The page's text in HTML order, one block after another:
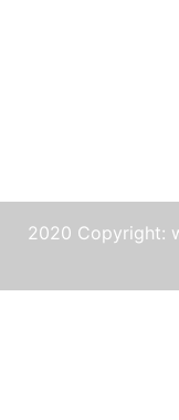
2020 Copyright: